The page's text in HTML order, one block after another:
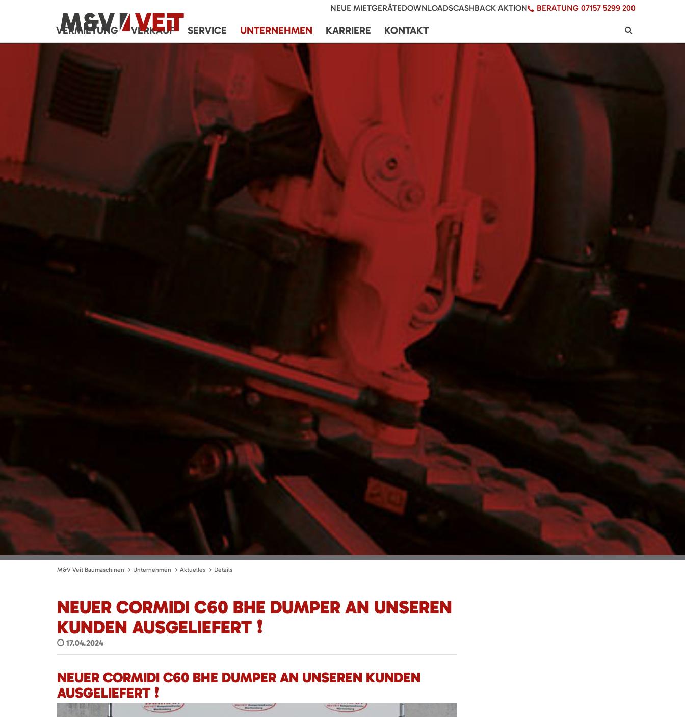
NEUE MIETGERÄTEDOWNLOADSCASHBACK AKTION BERATUNG 07157 5299 200
VERMIETUNG VERKAUF SERVICE UNTERNEHMEN KARRIERE KONTAKT
M&V Veit Baumaschinen Unternehmen Aktuelles Details
NEUER CORMIDI C60 BHE DUMPER AN UNSEREN
KUNDEN AUSGELIEFERT ❗
17.04.2024
NEUER CORMIDI C60 BHE DUMPER AN UNSEREN KUNDEN
AUSGELIEFERT ❗